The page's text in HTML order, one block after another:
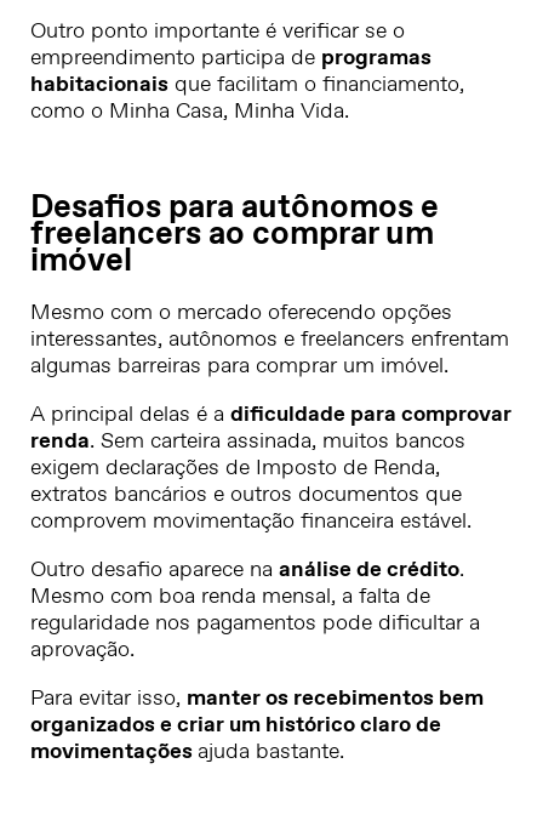
Outro ponto importante é verificar se o
empreendimento participa de programas
habitacionais que facilitam o financiamento,
como o Minha Casa, Minha Vida.
Desafios para autônomos e
freelancers ao comprar um
imóvel
Mesmo com o mercado oferecendo opções
interessantes, autônomos e freelancers enfrentam
algumas barreiras para comprar um imóvel.
A principal delas é a dificuldade para comprovar
renda. Sem carteira assinada, muitos bancos
exigem declarações de Imposto de Renda,
extratos bancários e outros documentos que
comprovem movimentação financeira estável.
Outro desafio aparece na análise de crédito.
Mesmo com boa renda mensal, a falta de
regularidade nos pagamentos pode dificultar a
aprovação.
Para evitar isso, manter os recebimentos bem
organizados e criar um histórico claro de
movimentações ajuda bastante.